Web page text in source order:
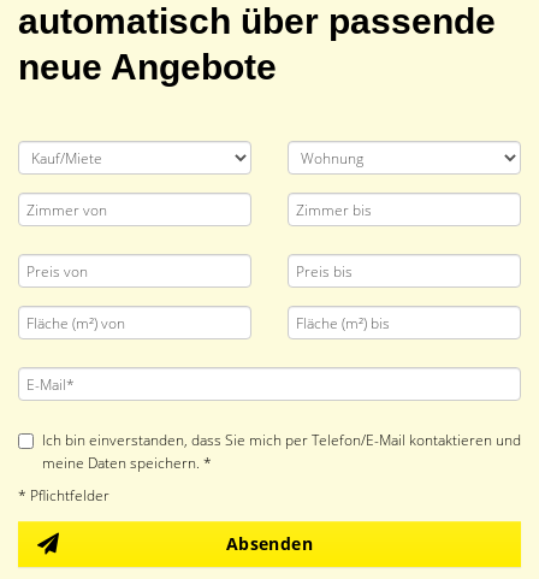
automatisch über passende
neue Angebote
Ich bin einverstanden, dass Sie mich per Telefon/E-Mail kontaktieren und
meine Daten speichern. *
* Pflichtfelder
Absenden